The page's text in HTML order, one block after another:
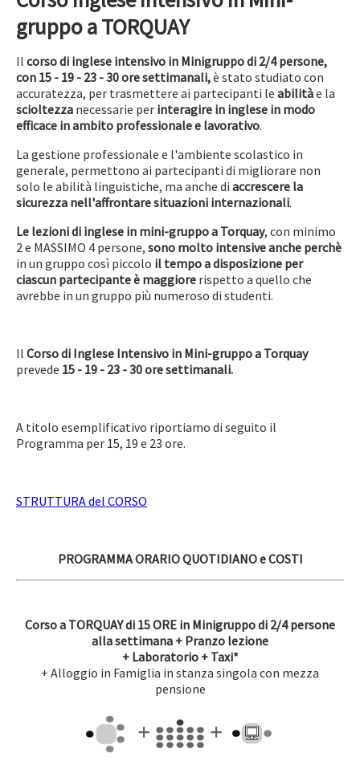
gruppo a TORQUAY
Il corso di inglese intensivo in Minigruppo di 2/4 persone,
con 15 - 19 - 23 - 30 ore settimanali,è stato studiato con
accuratezza, per trasmettere ai partecipanti le abilitàe la
scioltezza necessarie per interagire in inglese in modo
efficace in ambito professionale e lavorativo.
La gestione professionale e l'ambiente scolastico in
generale, permettono ai partecipanti di migliorare non
solo le abilità linguistiche, ma anche di accrescere la
sicurezza nell'affrontare situazioni internazionali.
Le lezioni di inglese in mini-gruppo a Torquay, con minimo
2 e MASSIMO 4 persone, sono molto intensiveanche perchè
in un gruppo così piccolo il tempo a disposizione per
ciascun partecipante è maggiore rispetto a quello che
avrebbe in un gruppo più numeroso di studenti.
Il Corso di Inglese Intensivo in Mini-gruppo a Torquay
prevede 15 - 19 - 23 - 30 ore settimanali.
A titolo esemplificativo riportiamo di seguito il
Programma per 15, 19 e 23 ore.
STRUTTURA del CORSO
PROGRAMMA ORARIO QUOTIDIANO e COSTI
Corso a TORQUAY di 15 ORE in Minigruppo di 2/4 persone
alla settimana + Pranzo lezione
+ Laboratorio + Taxi*
+ Alloggio in Famiglia in stanza singola con mezza
pensione